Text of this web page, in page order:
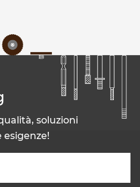
soluzioni
esigenze!